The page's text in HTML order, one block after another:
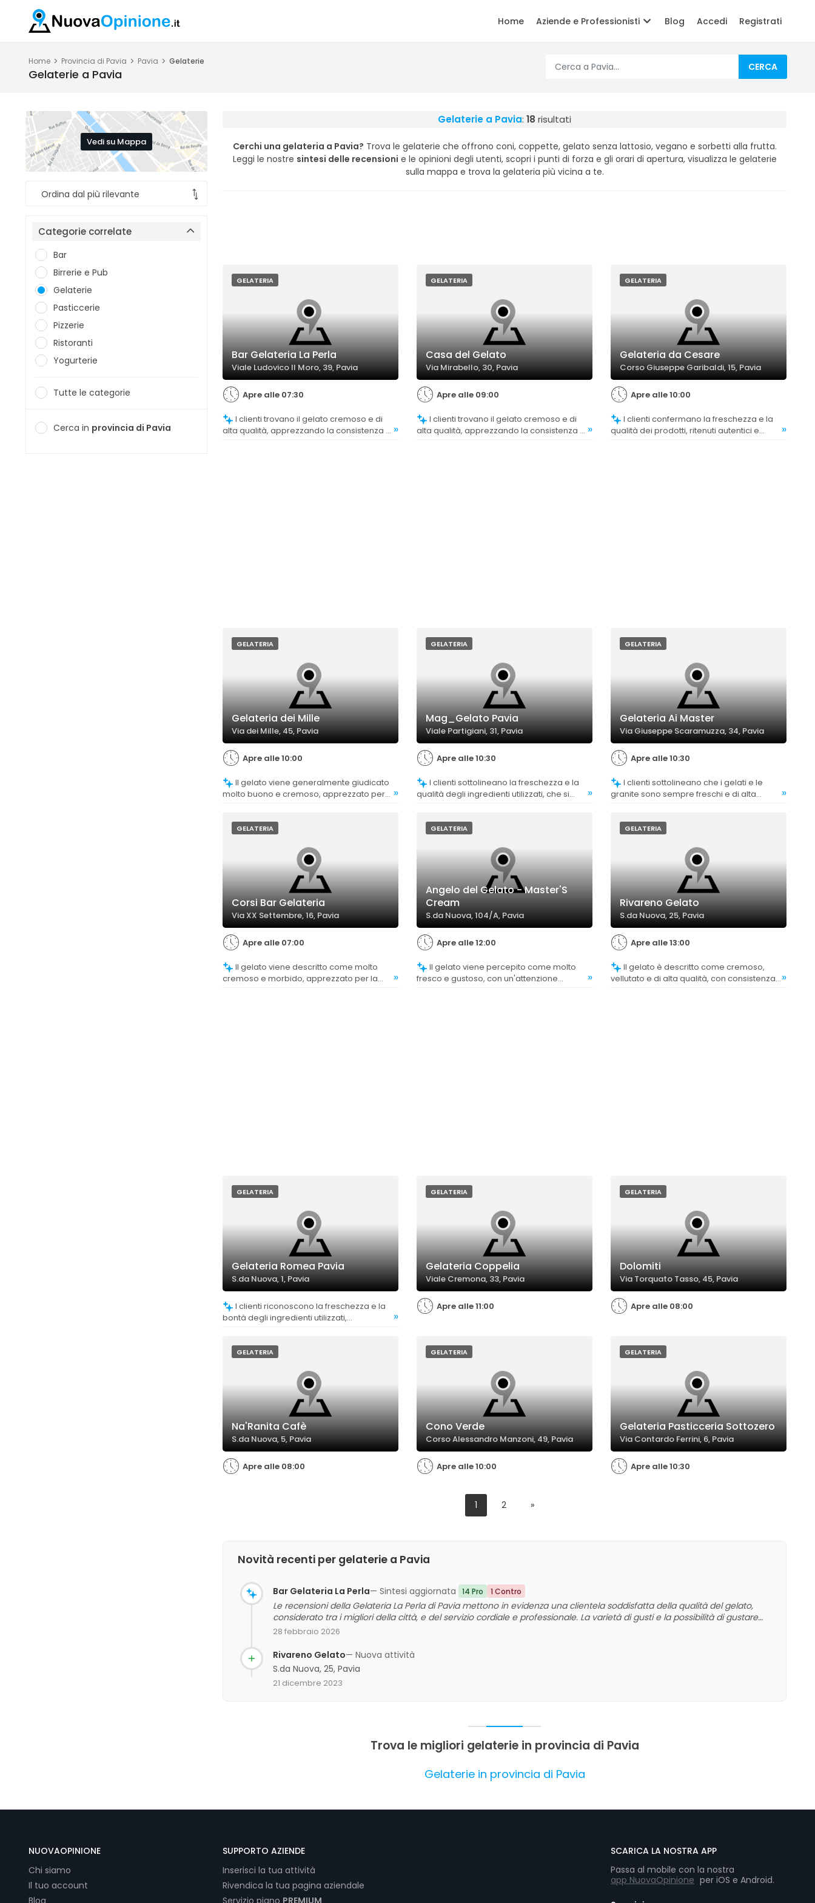
Home Aziende e Professionisti Blog Accedi Registrati
Home Provincia di Pavia Pavia Gelaterie
Gelaterie a Pavia
CERCA
Vedi su Mappa
Categorie correlate
Bar
Birrerie e Pub
Gelaterie
Pasticcerie
Pizzerie
Ristoranti
Yogurterie
Tutte le categorie
Cerca in provincia di Pavia
Gelaterie a Pavia: 18 risultati
Cerchi una gelateria a Pavia? Trova le gelaterie che offrono coni, coppette, gelato senza lattosio, vegano e sorbetti alla frutta.
Leggi le nostre sintesi delle recensioni e le opinioni degli utenti, scopri i punti di forza e gli orari di apertura, visualizza le gelaterie
sulla mappa e trova la gelateria più vicina a te.
GELATERIA
Bar Gelateria La Perla
Viale Ludovico Il Moro, 39, Pavia
Apre alle 07:30
alta qualità, apprezzando la consistenza e »
GELATERIA
Casa del Gelato
Via Mirabello, 30, Pavia
Apre alle 09:00
I clienti trovano il gelato cremoso e di
alta qualità, apprezzando la consistenza e »
GELATERIA
Gelateria da Cesare
Corso Giuseppe Garibaldi, 15, Pavia
Apre alle 10:00
I clienti confermano la freschezza e la
qualità dei prodotti, ritenuti autentici e
»
GELATERIA
Gelateria dei Mille
Via dei Mille, 45, Pavia
Apre alle 10:00
molto buono e cremoso, apprezzato per
»
GELATERIA
Mag_Gelato Pavia
Viale Partigiani, 31, Pavia
Apre alle 10:30
I clienti sottolineano la freschezza e la
qualità degli ingredienti utilizzati, che si
»
GELATERIA
Gelateria Ai Master
Via Giuseppe Scaramuzza, 34, Pavia
Apre alle 10:30
I clienti sottolineano che i gelati e le
granite sono sempre freschi e di alta
»
GELATERIA
Corsi Bar Gelateria
Via XX Settembre, 16, Pavia
Apre alle 07:00
cremoso e morbido, apprezzato per la
»
GELATERIA
Angelo del Gelato - Master'S
Cream
S.da Nuova, 104/A, Pavia
Apre alle 12:00
Il gelato viene percepito come molto
fresco e gustoso, con un'attenzione
»
GELATERIA
Rivareno Gelato
S.da Nuova, 25, Pavia
Apre alle 13:00
Il gelato è descritto come cremoso,
vellutato e di alta qualità, con consistenza
»
GELATERIA
Gelateria Romea Pavia
S.da Nuova, 1, Pavia
bontà degli ingredienti utilizzati,
»
GELATERIA
Gelateria Coppelia
Viale Cremona, 33, Pavia
Apre alle 11:00
GELATERIA
Dolomiti
Via Torquato Tasso, 45, Pavia
Apre alle 08:00
GELATERIA
Na'Ranita Cafè
S.da Nuova, 5, Pavia
Apre alle 08:00
GELATERIA
Cono Verde
Corso Alessandro Manzoni, 49, Pavia
Apre alle 10:00
GELATERIA
Gelateria Pasticceria Sottozero
Via Contardo Ferrini, 6, Pavia
Apre alle 10:30
1 2 »
Novità recenti per gelaterie a Pavia
Bar Gelateria La Perla— Sintesi aggiornata 14 Pro 1 Contro
Le recensioni della Gelateria La Perla di Pavia mettono in evidenza una clientela soddisfatta della qualità del gelato,
considerato tra i migliori della città, e del servizio cordiale e professionale. La varietà di gusti e la possibilità di gustare
anche colazioni e caffè in un ambiente pulito e accogliente sono aspetti apprezzati. Alcuni commenti segnalano lievi
punto di riferimento storico e di qualità per i clienti pavese.
28 febbraio 2026
Rivareno Gelato— Nuova attività
S.da Nuova, 25, Pavia
21 dicembre 2023
Trova le migliori gelaterie in provincia di Pavia
Gelaterie in provincia di Pavia
NUOVAOPINIONE
Chi siamo
Il tuo account
Blog
SUPPORTO AZIENDE
Inserisci la tua attività
Rivendica la tua pagina aziendale
Servizio piano PREMIUM
SCARICA LA NOSTRA APP
Passa al mobile con la nostra
app NuovaOpinione per iOS e Android.